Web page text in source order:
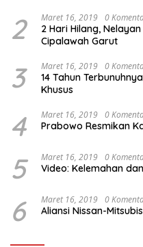
2 Maret 16, 2019 0
2 Hari Hilang,
Cipalawah Garut
3 Maret 16, 2019 0
14 Tahun
Khusus
4 Maret 16, 2019 0
Prabowo Resmikan
5 Maret 16, 2019 0
Video: Kelemahan
6 Maret 16, 2019 0
Aliansi Nissan-